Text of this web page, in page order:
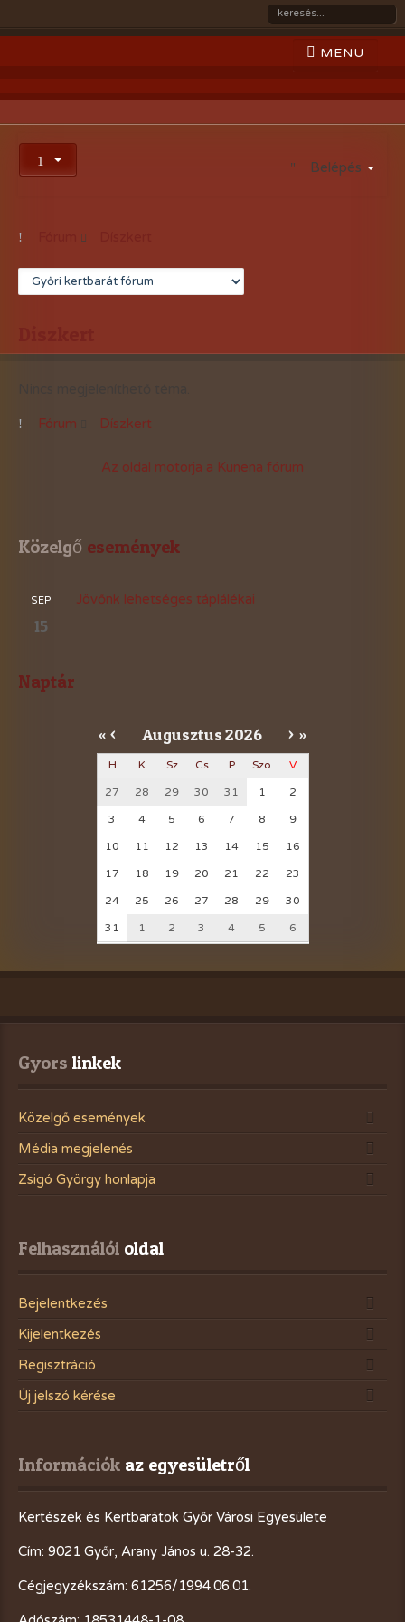
Belépés
Fórum Díszkert
Az oldal motorja a Kunena fórum
Közelgő események
SEP
15
Jövőnk lehetséges táplálékai
Naptár
« < Augusztus2026 > »
H K Sz Cs P Szo V
27 28 29 30 31 1 2
3 4 5 6 7 8 9
10 11 12 13 14 15 16
17 18 19 20 21 22 23
24 25 26 27 28 29 30
31 1 2 3 4 5 6
Gyors linkek
Közelgő események
Média megjelenés
Zsigó György honlapja
Felhasználói oldal
Bejelentkezés
Kijelentkezés
Regisztráció
Új jelszó kérése
Információk az egyesületről
Kertészek és Kertbarátok Győr Városi Egyesülete
Cím: 9021 Győr, Arany János u. 28-32.
Cégjegyzékszám: 61256/1994.06.01.